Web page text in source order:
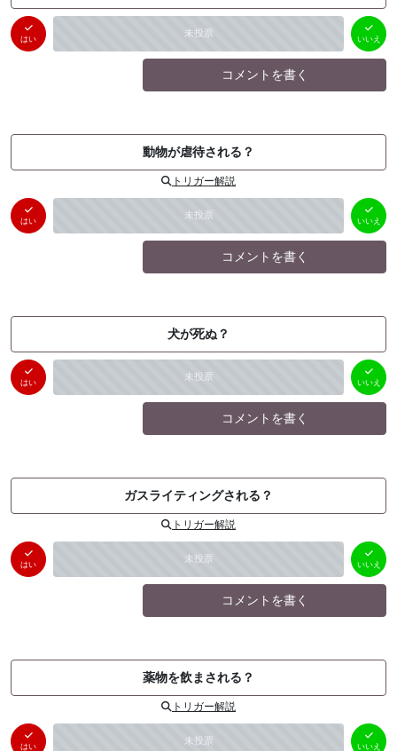
はい 未投票
いいえ
（ 0件）
いいえ
コメントを書く
動物が虐待される？
トリガー解説
はい 未投票
いいえ
（ 0件）
いいえ
コメントを書く
犬が死ぬ？
はい 未投票
いいえ
（ 0件）
いいえ
コメントを書く
ガスライティングされる？
トリガー解説
はい 未投票
いいえ
（ 0件）
いいえ
コメントを書く
薬物を飲まされる？
トリガー解説
はい 未投票
いいえ
（ 0件）
いいえ